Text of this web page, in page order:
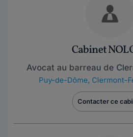
Cabinet
Avocat au barreau de
Puy-de-Dôme, Clermont-
Contacter ce